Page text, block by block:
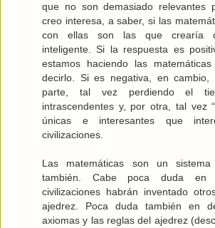
que no son demasiado relevantes
creo interesa, a saber, si las
con ellas son las que crearía
inteligente. Si la respuesta es
estamos haciendo las
decirlo. Si es negativa, en cambio,
parte, tal vez perdiendo el
intrascendentes y, por otra, tal vez
únicas e interesantes que
civilizaciones.
Las matemáticas son un
también. Cabe poca duda en
civilizaciones habrán inventado
ajedrez. Poca duda también en
axiomas y las reglas del ajedrez